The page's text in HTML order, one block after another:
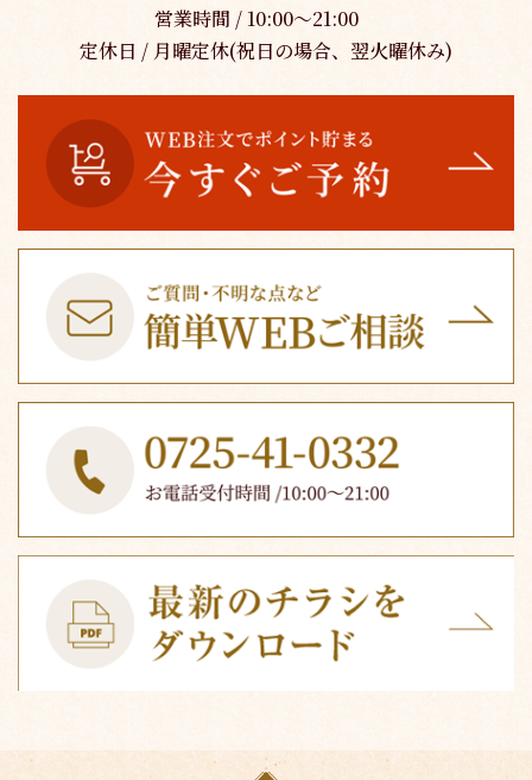
営業時間 / 10:00～21:00
定休日 / 月曜定休(祝日の場合、翌火曜休み)